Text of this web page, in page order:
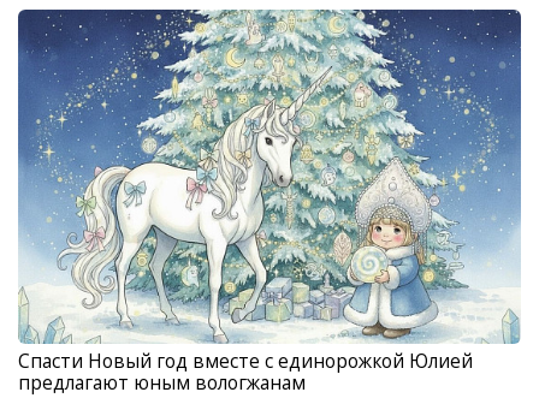
Спасти Новый год вместе с единорожкой Юлией
предлагают юным вологжанам